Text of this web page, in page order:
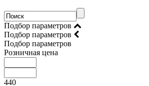
Подбор параметров
Подбор параметров
Подбор параметров
Розничная цена
440